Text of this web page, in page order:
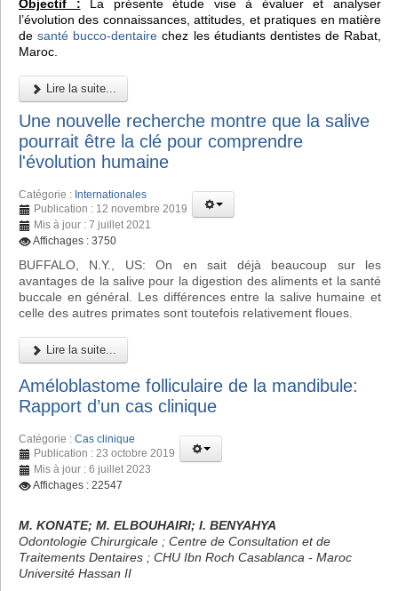
Objectif : La présente étude vise à évaluer et analyser
l’évolution des connaissances, attitudes, et pratiques en matière
desanté bucco-dentaire chez les étudiants dentistes de Rabat,
Maroc.
Lire la suite...
Une nouvelle recherche montre que la salive
pourrait être la clé pour comprendre
l'évolution humaine
Catégorie : Internationales
Publication : 12 novembre 2019
Mis à jour : 7 juillet 2021
Affichages : 3750
BUFFALO, N.Y., US: On en sait déjà beaucoup sur les
avantages de la salive pour la digestion des aliments et la santé
buccale en général. Les différences entre la salive humaine et
celle des autres primates sont toutefois relativement floues.
Lire la suite...
Améloblastome folliculaire de la mandibule:
Rapport d’un cas clinique
Catégorie : Cas clinique
Publication : 23 octobre 2019
Mis à jour : 6 juillet 2023
Affichages : 22547
M. KONATE; M. ELBOUHAIRI; I. BENYAHYA
Odontologie Chirurgicale ; Centre de Consultation et de
Traitements Dentaires ; CHU Ibn Roch Casablanca - Maroc
Université Hassan II